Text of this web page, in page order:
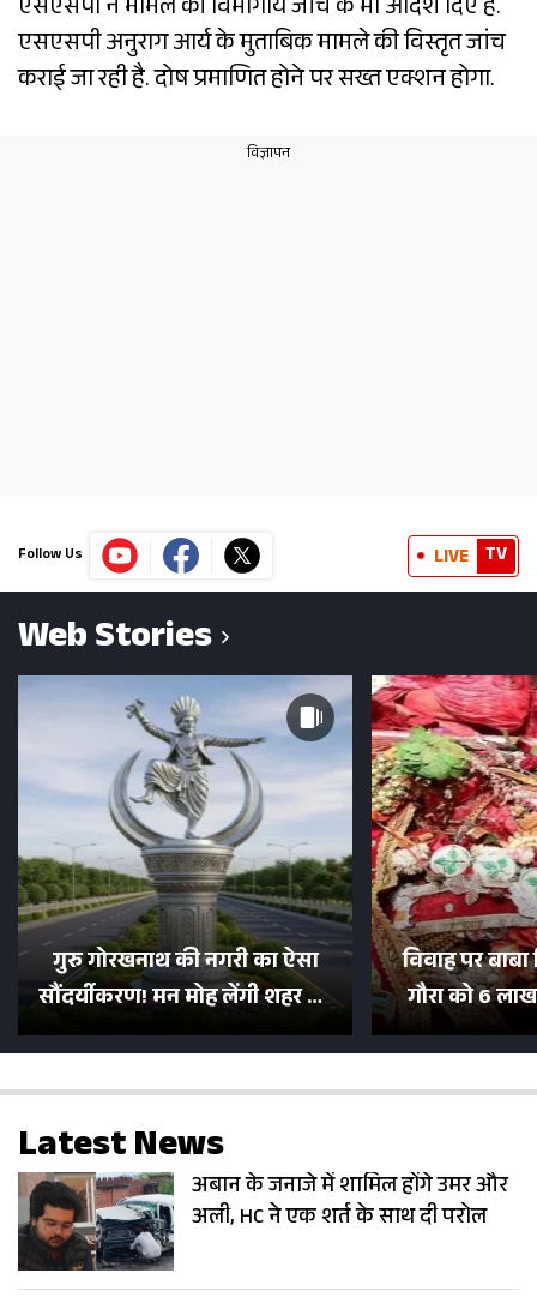
एसएसपी ने मामले की विभागीय जांच के भी आदेश दिए हैं.
एसएसपी अनुराग आर्य के मुताबिक मामले की विस्तृत जांच
कराई जा रही है. दोष प्रमाणित होने पर सख्त एक्शन होगा.
Follow Us LIVE TV
Web Stories
गुरु गोरखनाथ की नगरी का ऐसा
सौंदर्यीकरण! मन मोह लेंगी शहर की
सड़कें; देखें Photos
विवाह पर
गौरा को 6
500 भक्तों
Latest News
अबान के जनाजे में शामिल होंगे उमर और
अली, HC ने एक शर्त के साथ दी परोल